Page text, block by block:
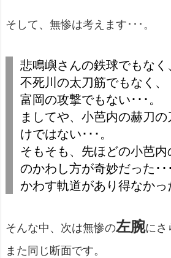
そして、無惨は考えます･･･。
悲鳴嶼さんの鉄球でもなく
不死川の太刀筋でもなく、
富岡の攻撃でもない･･･。
ましてや、小芭内の赫刀
けではない･･･。
そもそも、先ほどの小芭
のかわし方が奇妙だった･･･
かわす軌道があり得なかっ
そんな中、次は無惨の左腕にさ
また同じ断面です。